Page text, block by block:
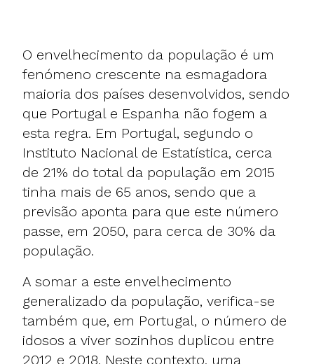
O envelhecimento da população é um
fenómeno crescente na esmagadora
maioria dos países desenvolvidos, sendo
que Portugal e Espanha não fogem a
esta regra. Em Portugal, segundo o
Instituto Nacional de Estatística, cerca
de 21% do total da população em 2015
tinha mais de 65 anos, sendo que a
previsão aponta para que este número
passe, em 2050, para cerca de 30% da
população.
A somar a este envelhecimento
generalizado da população, verifica-se
também que, em Portugal, o número de
idosos a viver sozinhos duplicou entre
2012 e 2018. Neste contexto, uma